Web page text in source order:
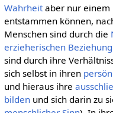
Wahrheitaber nur einem
entstammen können,
Menschen sind durch die
erzieherischen
sind durch ihre
sich selbst in ihren
und hieraus ihre
bildenund sich darin zu